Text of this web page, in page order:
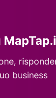
business